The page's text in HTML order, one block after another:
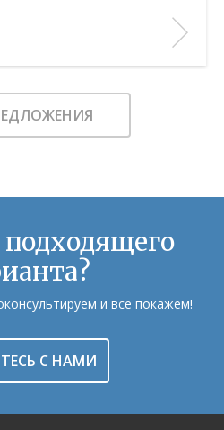
2:
51.79/28.68/11.66
2
7/12
и все покажем!
С НАМИ